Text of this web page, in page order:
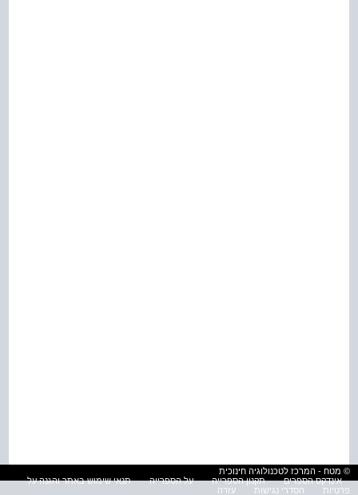
© מטח - המרכז לטכנולוגיה חינוכית
אינדקס הספרים
תקנון הספרייה על הספרייה
תנאי שימוש באתר והגנה על
פרטיות
הסדרי נגישות עזרה